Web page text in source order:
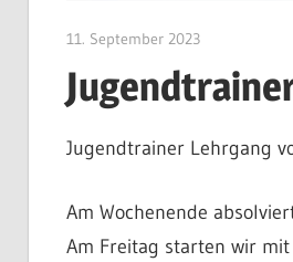
11. September 2023CWingerter
Jugendtrainer Lehrgang
Am Wochenende
Am Freitag starten wir mit